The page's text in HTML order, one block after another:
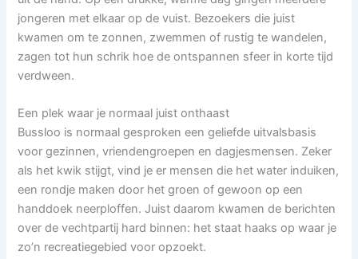
jongeren met elkaar op de vuist. Bezoekers die juist
kwamen om te zonnen, zwemmen of rustig te wandelen,
zagen tot hun schrik hoe de ontspannen sfeer in korte tijd
verdween.
Een plek waar je normaal juist onthaast
Bussloo is normaal gesproken een geliefde uitvalsbasis
voor gezinnen, vriendengroepen en dagjesmensen. Zeker
als het kwik stijgt, vind je er mensen die het water induiken,
een rondje maken door het groen of gewoon op een
handdoek neerploffen. Juist daarom kwamen de berichten
over de vechtpartij hard binnen: het staat haaks op waar je
zo’n recreatiegebied voor opzoekt.